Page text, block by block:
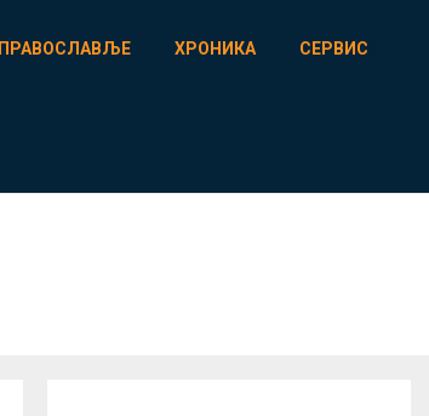
ПРАВОСЛАВЉЕ ХРОНИКА СЕРВИС